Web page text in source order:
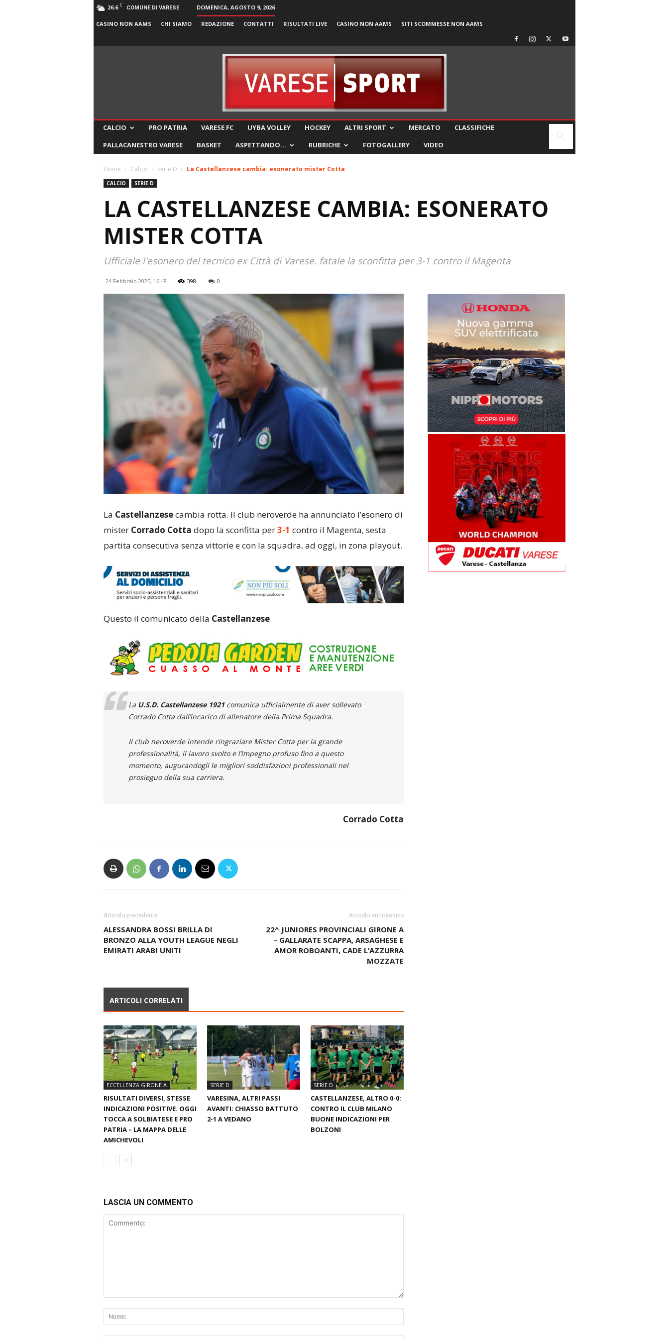
26.6 C COMUNE DI VARESE DOMENICA, AGOSTO 9, 2026
CASINO NON AAMS CHI SIAMO REDAZIONE CONTATTI RISULTATI LIVE CASINO NON AAMS SITI SCOMMESSE NON AAMS
CALCIO PRO PATRIA VARESE FC UYBA VOLLEY HOCKEY ALTRI SPORT MERCATO
CLASSIFICHE
PALLACANESTRO VARESE
BASKET ASPETTANDO… RUBRICHE FOTOGALLERY VIDEO
Home Calcio Serie D La Castellanzese cambia: esonerato mister Cotta
CALCIO SERIE D
LA CASTELLANZESE CAMBIA: ESONERATO
MISTER COTTA
Ufficiale l'esonero del tecnico ex Città di Varese. fatale la sconfitta per 3-1 contro il Magenta
24 Febbraio 2025, 16:48 398 0
La Castellanzesecambia rotta. Il club neroverde ha annunciato l’esonero di
mister Corrado Cotta dopo la sconfitta per3-1 contro il Magenta, sesta
partita consecutiva senza vittorie e con la squadra, ad oggi, in zona playout.
Questo il comunicato della Castellanzese.
La U.S.D. Castellanzese 1921comunica ufficialmente di aver sollevato
Corrado Cotta dall’incarico di allenatore della Prima Squadra.
Il club neroverde intende ringraziare Mister Cotta per la grande
professionalità, il lavoro svolto e l’impegno profuso fino a questo
momento, augurandogli le migliori soddisfazioni professionali nel
prosieguo della sua carriera.
Corrado Cotta
Articolo precedente
ALESSANDRA BOSSI BRILLA DI
BRONZO ALLA YOUTH LEAGUE NEGLI
EMIRATI ARABI UNITI
Articolo successivo
22^ JUNIORES PROVINCIALI GIRONE A
– GALLARATE SCAPPA, ARSAGHESE E
AMOR ROBOANTI, CADE L’AZZURRA
MOZZATE
ARTICOLI CORRELATI
ECCELLENZA GIRONE A
RISULTATI DIVERSI, STESSE
INDICAZIONI POSITIVE. OGGI
TOCCA A SOLBIATESE E PRO
PATRIA – LA MAPPA DELLE
AMICHEVOLI
SERIE D
VARESINA, ALTRI PASSI
AVANTI: CHIASSO BATTUTO
2-1 A VEDANO
SERIE D
CASTELLANZESE, ALTRO 0-0:
CONTRO IL CLUB MILANO
BUONE INDICAZIONI PER
BOLZONI
LASCIA UN COMMENTO